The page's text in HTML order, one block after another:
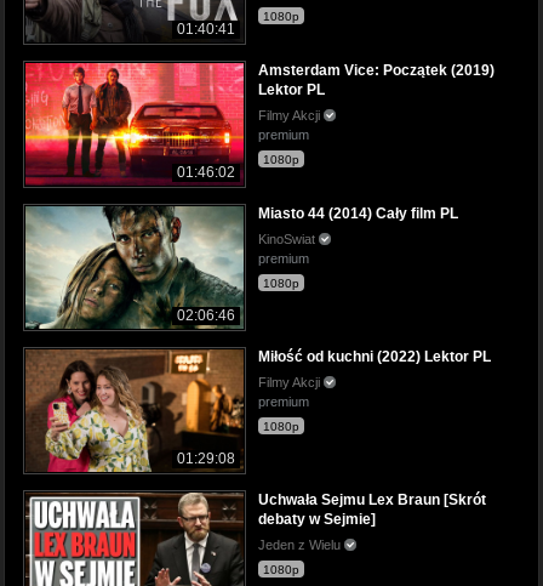
01:40:41
1080p
01:46:02
Amsterdam Vice: Początek (2019)
Lektor PL
Filmy Akcji
premium
1080p
02:06:46
Miasto 44 (2014) Cały film PL
KinoSwiat
premium
1080p
01:29:08
Miłość od kuchni (2022) Lektor PL
Filmy Akcji
premium
1080p
Uchwała Sejmu Lex Braun [Skrót
debaty w Sejmie]
Jeden z Wielu
1080p